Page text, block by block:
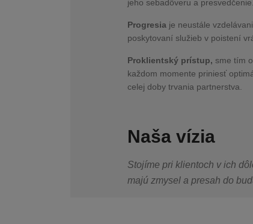
jeho sebadôveru a presvedčenie.
Progresia je neustále
poskytovaní služieb v poistení
Proklientský prístup, sme tím
každom momente priniesť
celej doby trvania partnerstva.
Naša vízia
Stojíme pri klientoch v ich
majú zmysel a presah do